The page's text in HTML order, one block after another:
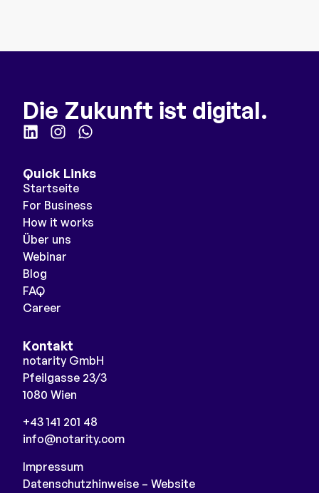
Die Zukunft ist digital.
Quick Links
Startseite
For Business
How it works
Über uns
Webinar
Blog
FAQ
Career
Kontakt
notarity GmbH
Pfeilgasse 23/3
1080 Wien
+43 141 201 48
info@notarity.com
Impressum
Datenschutzhinweise – Website